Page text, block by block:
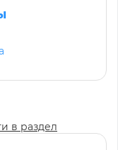
в раздел